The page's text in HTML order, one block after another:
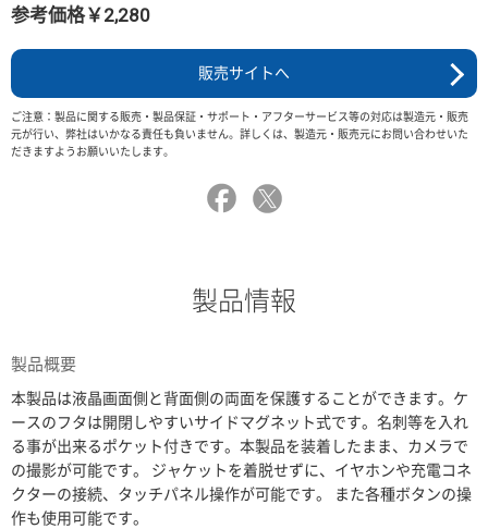
参考価格￥2,280
販売サイトへ
ご注意：製品に関する販売・製品保証・サポート・アフターサービス等の対応は製造元・販売
元が行い、弊社はいかなる責任も負いません。詳しくは、製造元・販売元にお問い合わせいた
だきますようお願いいたします。
製品情報
製品概要
本製品は液晶画面側と背面側の両面を保護することができます。ケ
ースのフタは開閉しやすいサイドマグネット式です。名刺等を入れ
る事が出来るポケット付きです。本製品を装着したまま、カメラで
の撮影が可能です。 ジャケットを着脱せずに、イヤホンや充電コネ
クターの接続、タッチパネル操作が可能です。 また各種ボタンの操
作も使用可能です。